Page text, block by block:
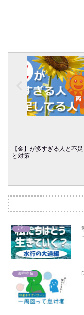
【金】が多すぎる人と不
と対策
五行
四柱推命